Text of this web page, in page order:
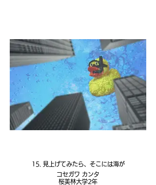
15. 見上げてみたら、そこには海が
コセガワ カンタ
桜美林大学2年